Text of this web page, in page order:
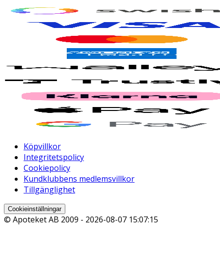
Köpvillkor
Integritetspolicy
Cookiepolicy
Kundklubbens medlemsvillkor
Tillgänglighet
Cookieinställningar
© Apoteket AB 2009 - 2026-08-07 15:07:15